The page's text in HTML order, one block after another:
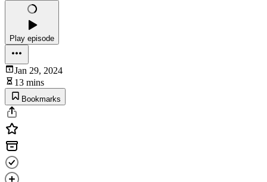
Play episode
Jan 29, 2024
13 mins
Bookmarks